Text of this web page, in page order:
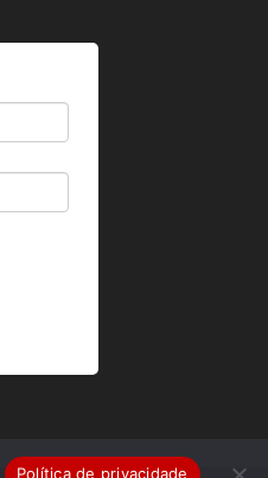
Política de privacidade